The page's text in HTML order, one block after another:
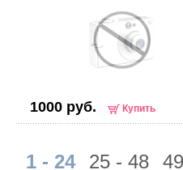
1000 руб. Купить
1 - 24 25 - 48